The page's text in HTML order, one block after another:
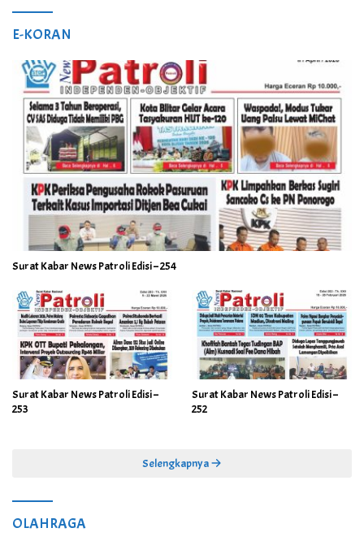
E-KORAN
Surat Kabar News Patroli Edisi – 254
Surat Kabar News Patroli Edisi –
253
Surat Kabar News Patroli Edisi –
252
Selengkapnya
OLAHRAGA